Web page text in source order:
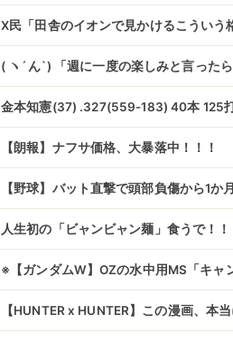
X民「田舎のイオンで見かけるこうい
りしてしまう・・・
( ヽ´ん`) 「週に一度の楽しみと言った
金本知憲(37) .327(559-183) 40本 125
【朗報】ナフサ価格、大暴落中！！！
【野球】バット直撃で頭部負傷から1
家族が明かす
人生初の「ビャンビャン麺」食うで！！
※【ガンダムW】OZの水中用MS「キャ
【HUNTER x HUNTER】この漫画、本